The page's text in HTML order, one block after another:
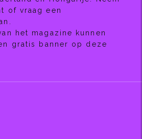
of vraag een
het magazine kunnen
gratis banner op deze